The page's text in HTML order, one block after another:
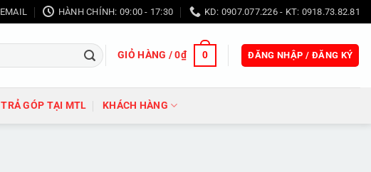
EMAIL HÀNH CHÍNH: 09:00 - 17:30 KD: 0907.077.226 - KT: 0918.73.82.81
GIỎ HÀNG /0₫ 0 ĐĂNG NHẬP / ĐĂNG KÝ
TRẢ GÓP TẠI MTL KHÁCH HÀNG